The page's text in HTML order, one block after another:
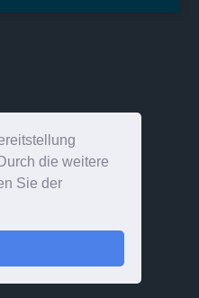
die weitere
Sie der